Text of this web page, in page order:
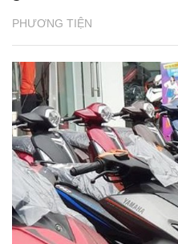
PHƯƠNG TIỆN